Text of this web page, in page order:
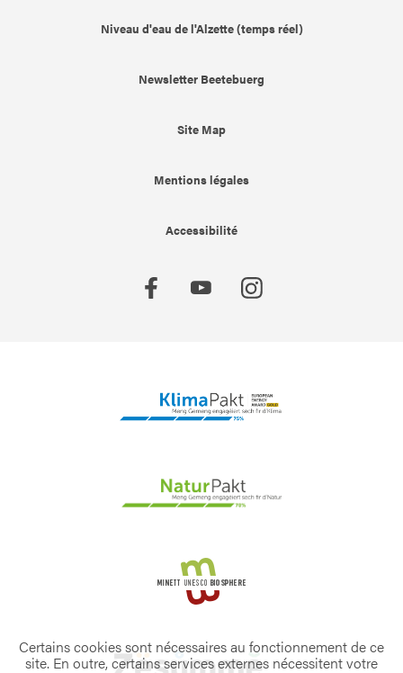
Niveau d'eau de l'Alzette (temps réel)
Newsletter Beetebuerg
Site Map
Mentions légales
Accessibilité
Certains cookies sont nécessaires au fonctionnement de ce
site. En outre, certains services externes nécessitent votre